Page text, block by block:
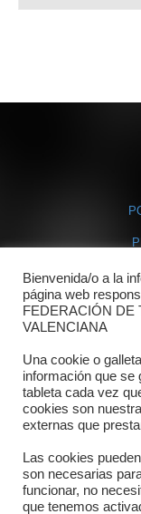
Bienvenida/o a la
página web
FEDERACIÓN DE
VALENCIANA
Una cookie o
información que se
tableta cada vez
cookies son
externas que
Las cookies
son necesarias
funcionar, no
que tenemos